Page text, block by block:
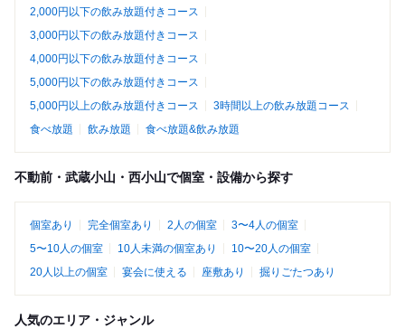
2,000円以下の飲み放題付きコース
3,000円以下の飲み放題付きコース
4,000円以下の飲み放題付きコース
5,000円以下の飲み放題付きコース
5,000円以上の飲み放題付きコース
3時間以上の飲み放題コース
食べ放題
飲み放題 食べ放題&飲み放題
不動前・武蔵小山・西小山で個室・設備から探す
個室あり 完全個室あり 2人の個室
3〜4人の個室
5〜10人の個室
10人未満の個室あり
10〜20人の個室
20人以上の個室
宴会に使える 座敷あり 掘りごたつあり
人気のエリア・ジャンル